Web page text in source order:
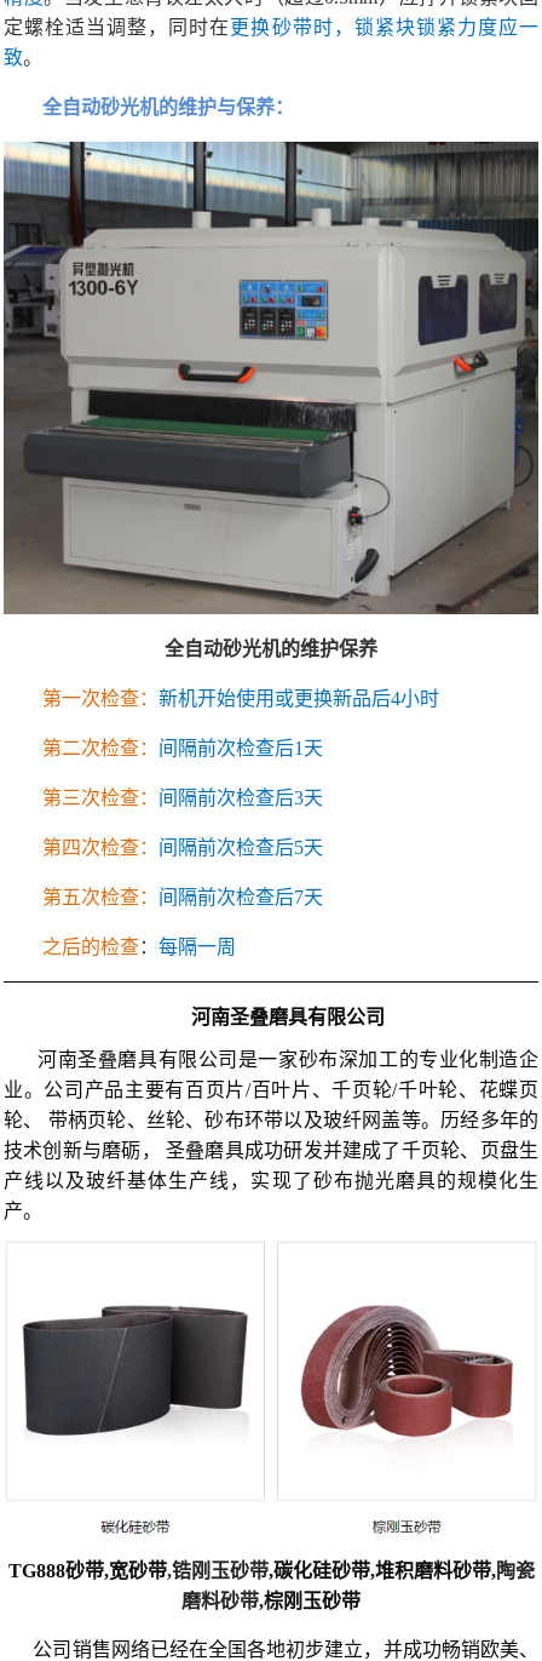
定螺栓适当调整，同时在 更换砂带时，锁紧块锁紧力度应一
致。
全自动砂光机的维护与保养：
全自动砂光机的维护保养
第一次检查： 新机开始使用或更换新品后4小时
第二次检查： 间隔前次检查后1天
第三次检查： 间隔前次检查后3天
第四次检查： 间隔前次检查后5天
第五次检查： 间隔前次检查后7天
之后的检查： 每隔一周
河南圣叠磨具有限公司
河南圣叠磨具有限公司是一家砂布深加工的专业化制造企
业。公司产品主要有百页片/百叶片、千页轮/千叶轮、花蝶页
轮、 带柄页轮、丝轮、砂布环带以及玻纤网盖等。历经多年的
技术创新与磨砺， 圣叠磨具成功研发并建成了千页轮、页盘生
产线以及玻纤基体生产线，实现了砂布抛光磨具的规模化生
产。
TG888砂带,宽砂带,锆刚玉砂带,碳化硅砂带,堆积磨料砂带,陶瓷
磨料砂带,棕刚玉砂带
公司销售网络已经在全国各地初步建立，并成功畅销欧美、